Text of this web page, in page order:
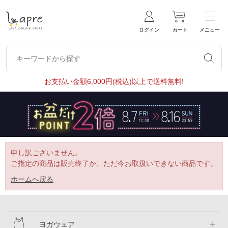
ログイン カート メニュー
キーワードから探す
キーワードから探す
お支払い金額6,000円(税込)以上で送料無料!
申し訳ございません。
ご指定の商品は販売終了か、ただ今お取扱いできない商品です。
ホームへ戻る
ヨガウェア